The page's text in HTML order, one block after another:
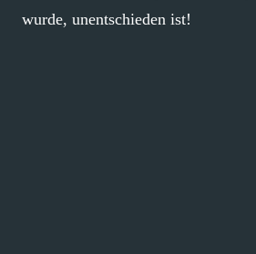
wurde, unentschieden ist!